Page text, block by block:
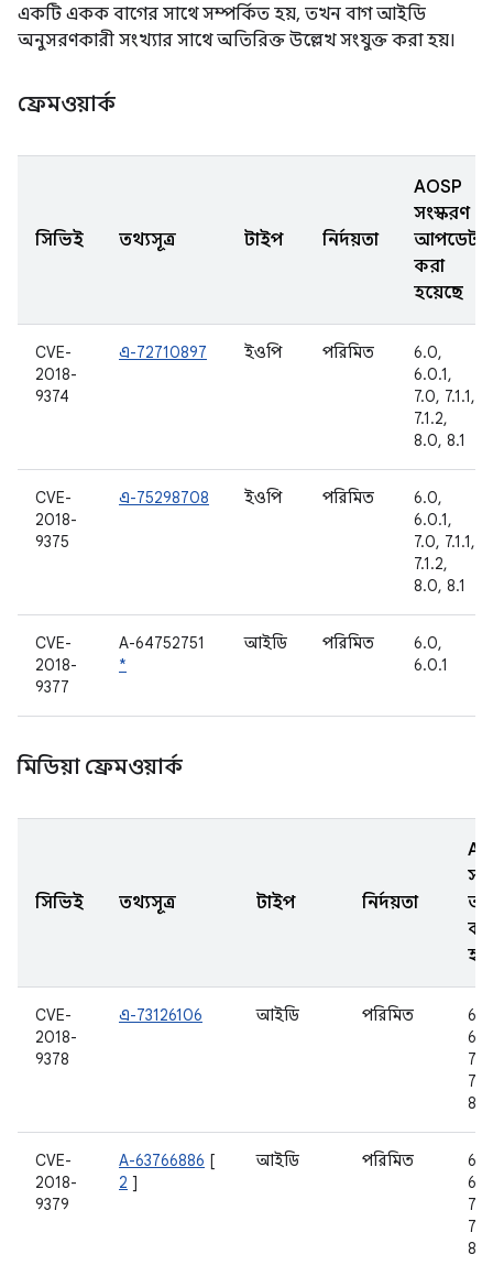
একটি একক বাগের সাথে সম্পর্কিত হয়, তখন বাগ আইডি
অনুসরণকারী সংখ্যার সাথে অতিরিক্ত উল্লেখ সংযুক্ত করা হয়।
ফ্রেমওয়ার্ক
সিভিই তথ্যসূত্র টাইপ নির্দয়তা
AOSP
সংস্করণ
আপডেট
করা
হয়েছে
CVE-
2018-
9374
এ-72710897 ইওপি পরিমিত
6.0,
6.0.1,
7.0, 7.1.1,
7.1.2,
8.0, 8.1
CVE-
2018-
9375
এ-75298708 ইওপি পরিমিত
6.0,
6.0.1,
7.0, 7.1.1,
7.1.2,
8.0, 8.1
CVE-
2018-
9377
A-64752751
*
আইডি পরিমিত
6.0,
6.0.1
মিডিয়া ফ্রেমওয়ার্ক
সিভিই তথ্যসূত্র টাইপ নির্দয়তা
CVE-
2018-
9378
এ-73126106 আইডি পরিমিত
CVE-
2018-
9379
A-63766886 [
2 ]
আইডি পরিমিত